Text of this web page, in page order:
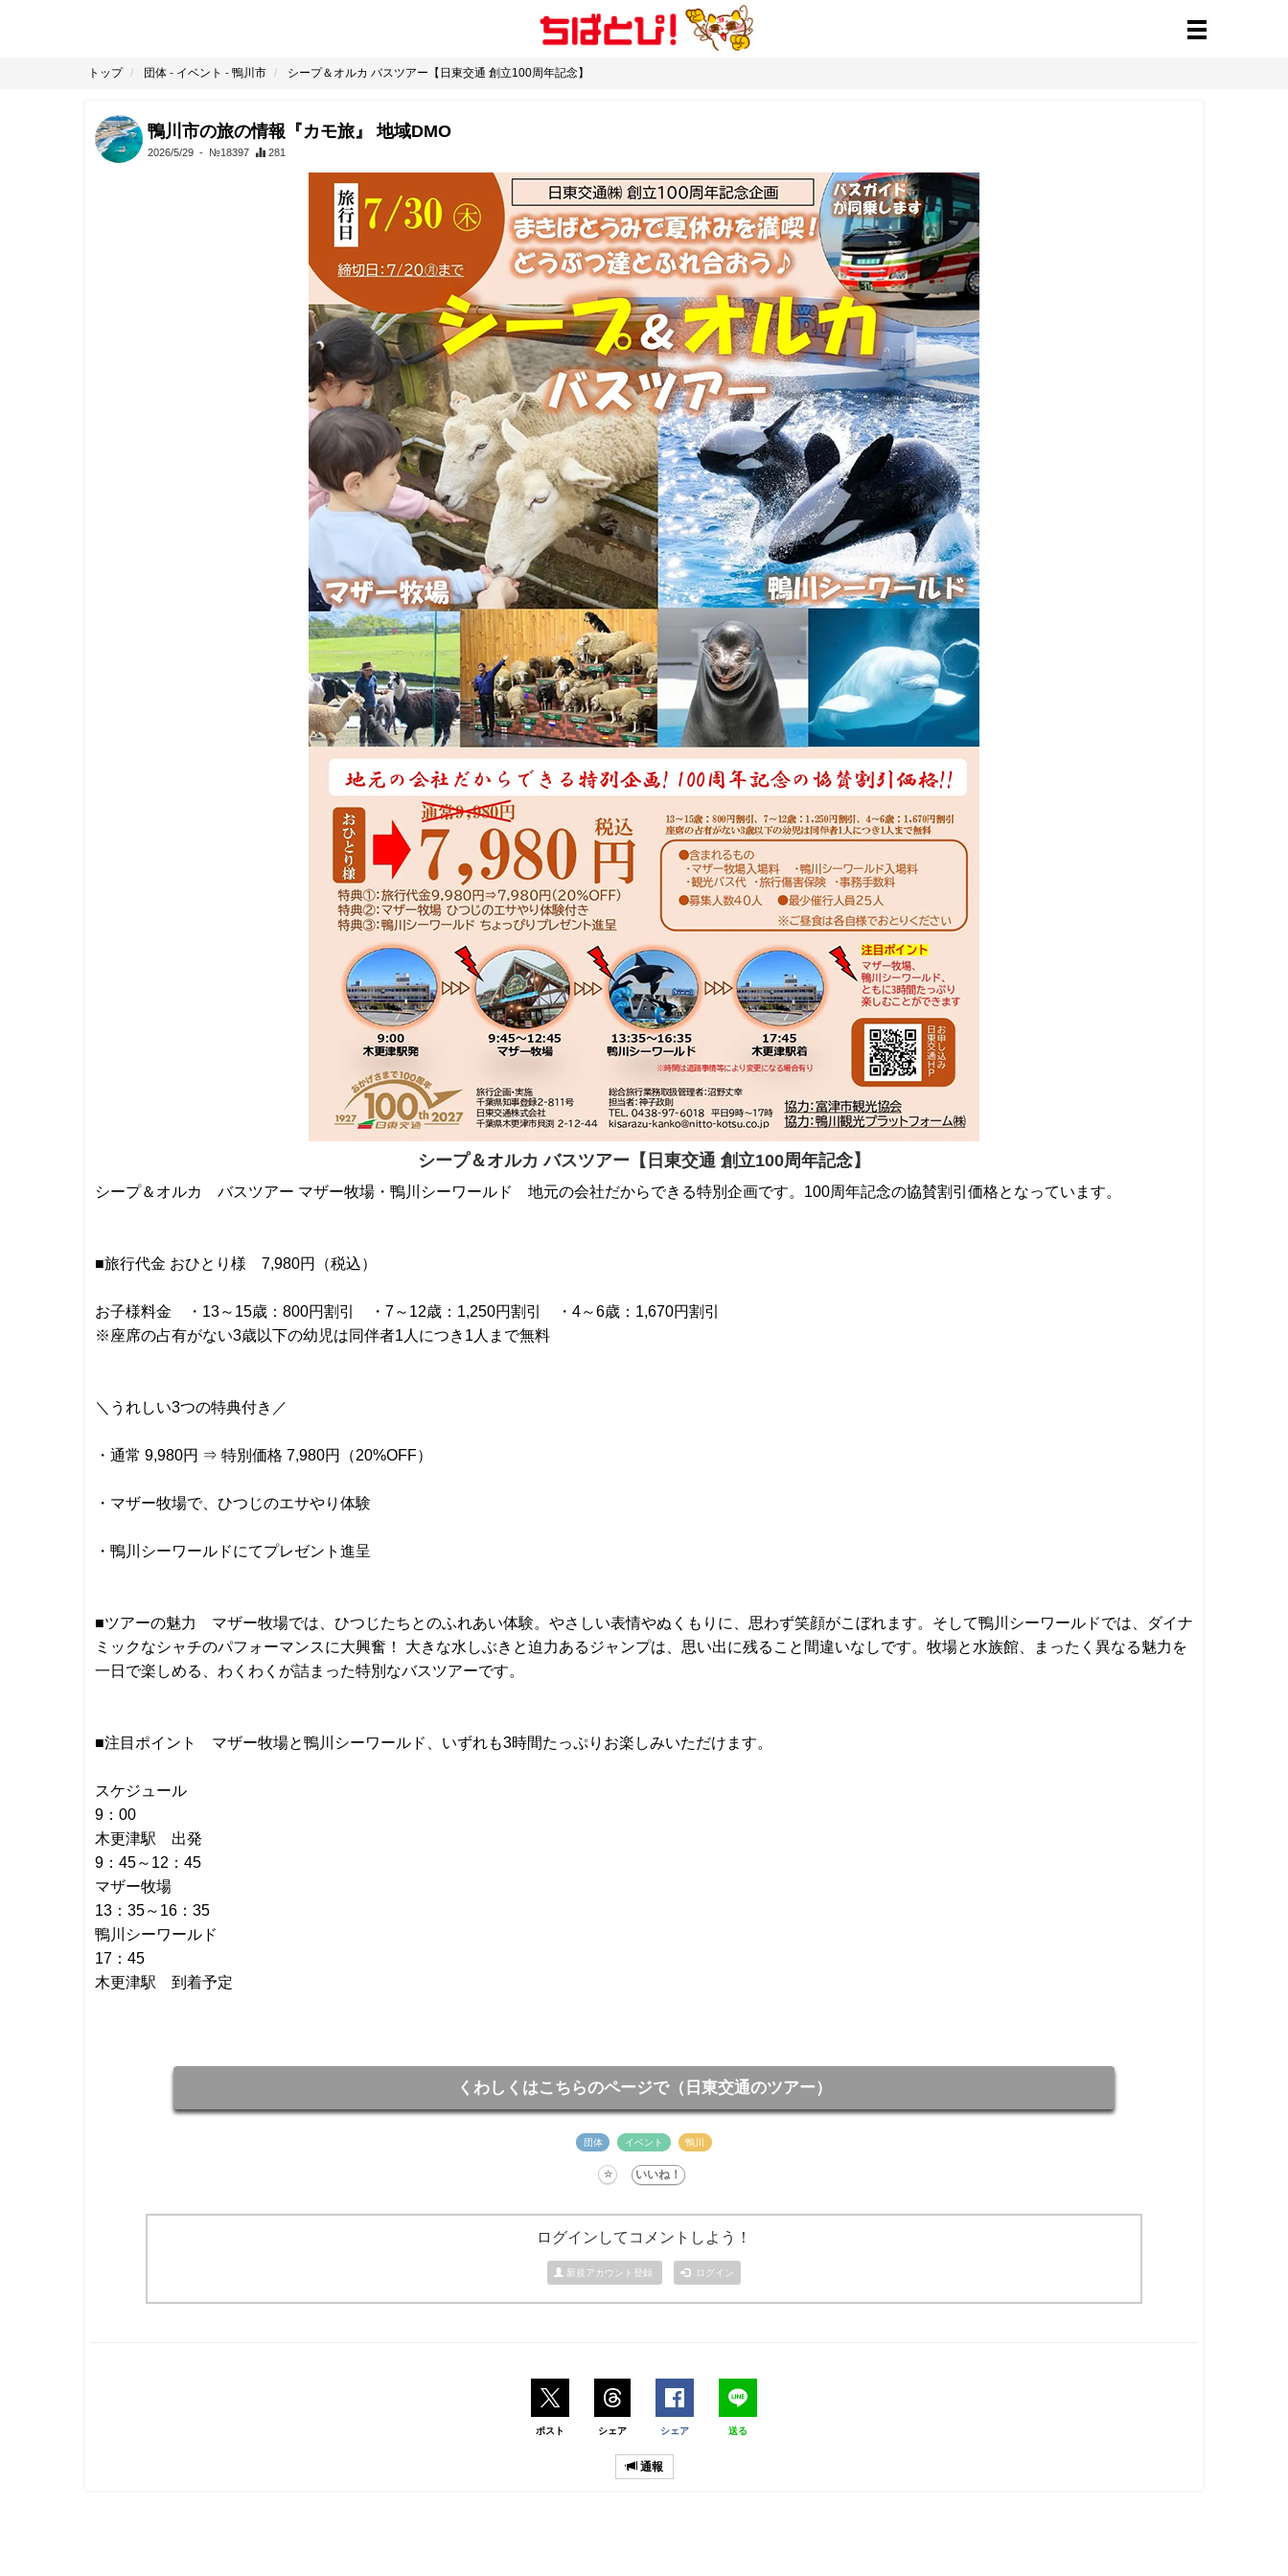
トップ 団体 - イベント - 鴨川市 シープ＆オルカ バスツアー【日東交通 創立100周年記念】
鴨川市の旅の情報『カモ旅』 地域DMO
2026/5/29 - №18397 281
シープ＆オルカ バスツアー【日東交通 創立100周年記念】
シープ＆オルカ バスツアー マザー牧場・鴨川シーワールド 地元の会社だからできる特別企画です。100周年記念の協賛割引価格となっています。
■旅行代金 おひとり様 7,980円（税込）
お子様料金 ・13～15歳：800円割引 ・7～12歳：1,250円割引 ・4～6歳：1,670円割引
※座席の占有がない3歳以下の幼児は同伴者1人につき1人まで無料
＼うれしい3つの特典付き／
・通常 9,980円 ⇒ 特別価格 7,980円（20%OFF）
・マザー牧場で、ひつじのエサやり体験
・鴨川シーワールドにてプレゼント進呈
■ツアーの魅力 マザー牧場では、ひつじたちとのふれあい体験。やさしい表情やぬくもりに、思わず笑顔がこぼれます。そして鴨川シーワールドでは、ダイナ
ミックなシャチのパフォーマンスに大興奮！ 大きな水しぶきと迫力あるジャンプは、思い出に残ること間違いなしです。牧場と水族館、まったく異なる魅力を
一日で楽しめる、わくわくが詰まった特別なバスツアーです。
■注目ポイント マザー牧場と鴨川シーワールド、いずれも3時間たっぷりお楽しみいただけます。
スケジュール
9：00
木更津駅 出発
9：45～12：45
マザー牧場
13：35～16：35
鴨川シーワールド
17：45
木更津駅 到着予定
くわしくはこちらのページで（日東交通のツアー）
団体 イベント 鴨川
ログインしてコメントしよう！
新規アカウント登録 ログイン
ポスト シェア シェア 送る
通報